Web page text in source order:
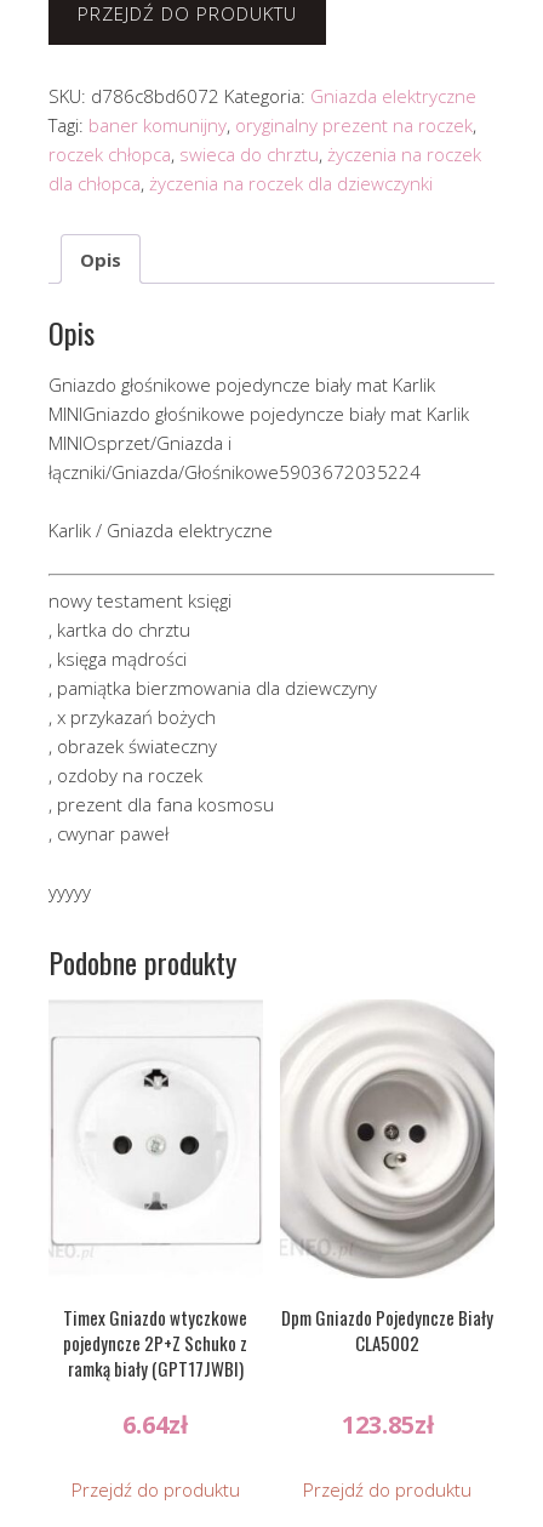
PRZEJDŹ DO PRODUKTU
SKU: d786c8bd6072 Kategoria: Gniazda elektryczne
Tagi: baner komunijny, oryginalny prezent na roczek,
roczek chłopca, swieca do chrztu, życzenia na roczek
dla chłopca, życzenia na roczek dla dziewczynki
Opis
Opis
Gniazdo głośnikowe pojedyncze biały mat Karlik
MINIGniazdo głośnikowe pojedyncze biały mat Karlik
MINIOsprzet/Gniazda i
łączniki/Gniazda/Głośnikowe5903672035224
Karlik / Gniazda elektryczne
nowy testament księgi
, kartka do chrztu
, księga mądrości
, pamiątka bierzmowania dla dziewczyny
, x przykazań bożych
, obrazek świateczny
, ozdoby na roczek
, prezent dla fana kosmosu
, cwynar paweł
yyyyy
Podobne produkty
Timex Gniazdo wtyczkowe
pojedyncze 2P+Z Schuko z
ramką biały (GPT17JWBI)
6.64zł
Przejdź do produktu
Dpm Gniazdo Pojedyncze Biały
CLA5002
123.85zł
Przejdź do produktu